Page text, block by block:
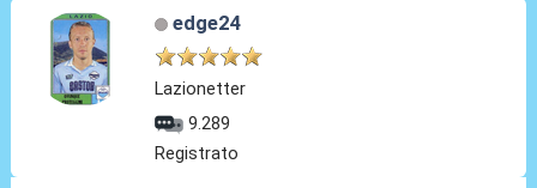
edge24
Lazionetter
9.289
Registrato